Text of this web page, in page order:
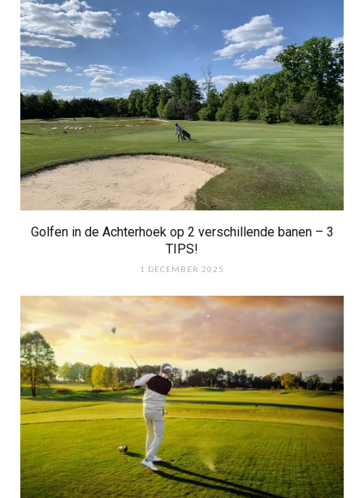
Golfen in de Achterhoek op 2 verschillende banen – 3
TIPS!
1 DECEMBER 2025